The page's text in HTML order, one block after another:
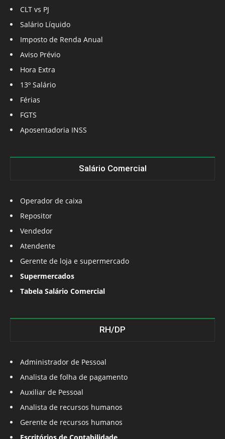
CLT vs PJ
Salário Líquido
Imposto de Renda Anual
Aviso Prévio
Hora Extra
13º Salário
Férias
FGTS
Aposentadoria INSS
Salário Comercial
Operador de caixa
Repositor
Vendedor
Atendente
Gerente de loja e supermercado
Supermercados
Tabela Salário Comercial
RH/DP
Administrador de Pessoal
Analista de folha de pagamento
Auxiliar de Pessoal
Analista de recursos humanos
Gerente de recursos humanos